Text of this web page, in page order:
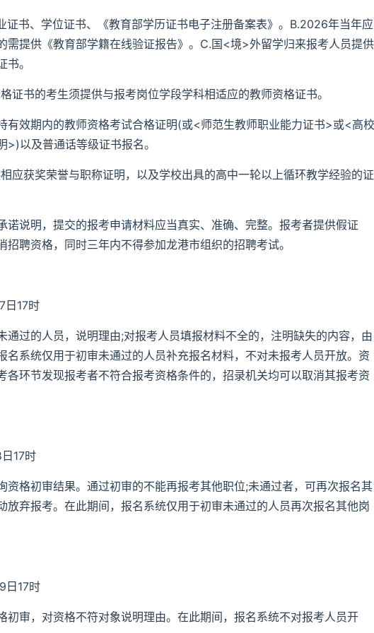
证书、学位证书、《教育部学历证书电子注册备案表》。B.2026年当年应
需提供《教育部学籍在线验证报告》。C.国<境>外留学归来报考人员提供
。
书的考生须提供与报考岗位学段学科相适应的教师资格证书。
有效期内的教师资格考试合格证明(或<师范生教师职业能力证书>或<高校
以及普通话等级证书报名。
获奖荣誉与职称证明，以及学校出具的高中一轮以上循环教学经验的证
诺说明，提交的报考申请材料应当真实、准确、完整。报考者提供假证
聘资格，同时三年内不得参加龙港市组织的招聘考试。
日17时
通过的人员，说明理由;对报考人员填报材料不全的，注明缺失的内容，由
名系统仅用于初审未通过的人员补充报名材料，不对未报考人员开放。资
各环节发现报考者不符合报考资格条件的，招录机关均可以取消其报考资
17时
资格初审结果。通过初审的不能再报考其他职位;未通过者，可再次报名其
放弃报考。在此期间，报名系统仅用于初审未通过的人员再次报名其他岗
日17时
初审，对资格不符对象说明理由。在此期间，报名系统不对报考人员开